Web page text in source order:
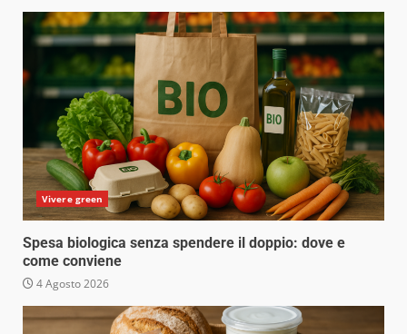
Vivere green
Spesa biologica senza spendere il doppio: dove e
come conviene
4 Agosto 2026